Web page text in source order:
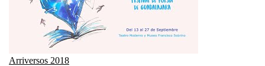
Arriversos 2018